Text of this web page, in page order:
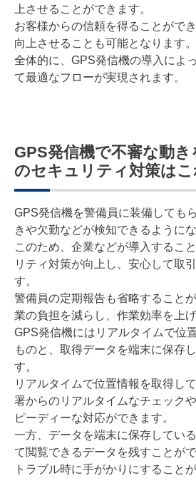
上させることができます。
お客様からの信頼を得ることがで
向上させることも可能となります。
全体的に、GPS発信機の導入によ
て最適なフローが実現されます。
GPS発信機で不審な動き
のセキュリティ対策はこ
GPS発信機を警備員に装備しても
きや欠勤などが検知できるようにな
このため、企業などが導入するこ
リティ対策が向上し、安心して取
す。
警備員の定期報告も省略すること
業の負担を減らし、作業効率を上
GPS発信機にはリアルタイムで位
ものと、取得データを端末に保存
す。
リアルタイムで位置情報を取得し
署からのリアルタイムなチェック
ピーディーな対応ができます。
一方、データを端末に保存してい
て閲覧できるデータを残すことが
トラブル時に手がかりにすること